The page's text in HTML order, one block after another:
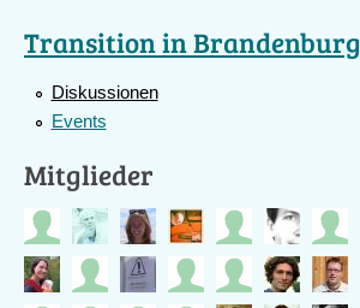
Transition in Brandenburg
Diskussionen
Events
Mitglieder